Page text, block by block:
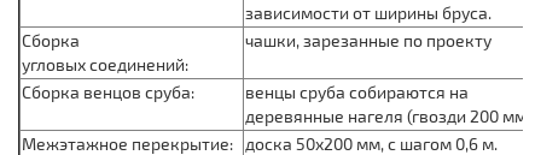
зависимости от ширины бруса.
Сборка
угловых соединений:
чашки, зарезанные по проекту
Сборка венцов сруба:
венцы сруба собираются на
деревянные нагеля (гвозди 200 мм).
Межэтажное перекрытие:
доска 50х200 мм, с шагом 0,6 м.